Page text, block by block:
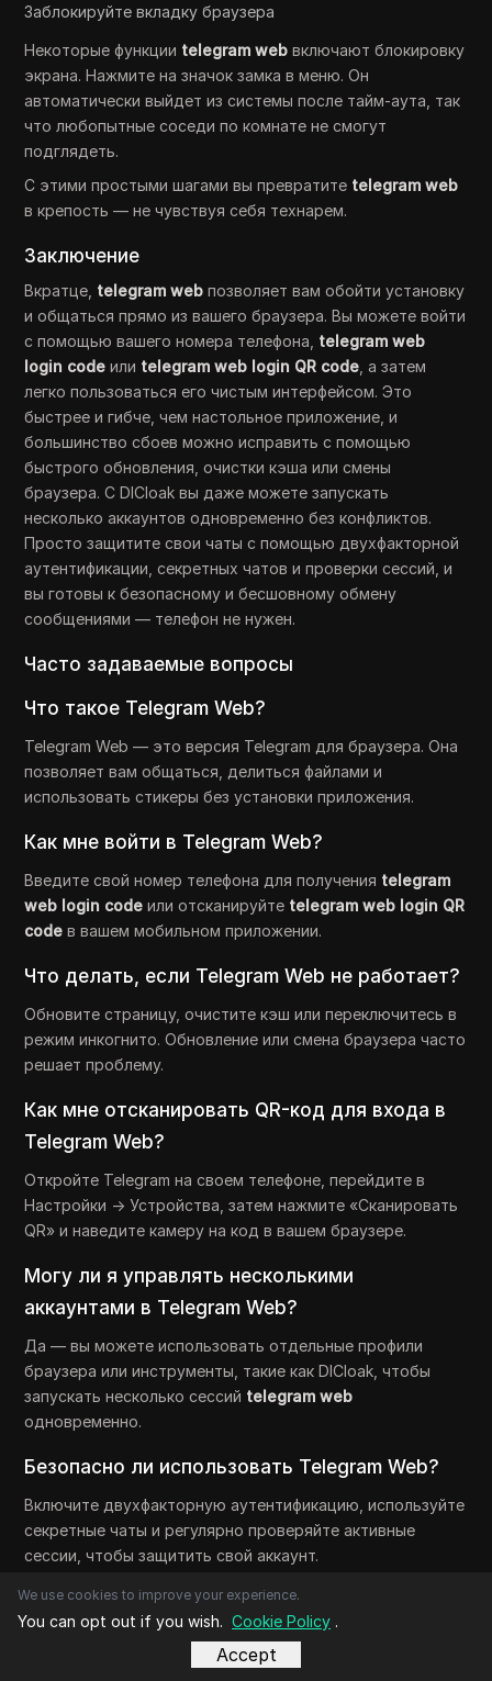
Заблокируйте вкладку браузера
Некоторые функции telegram web включают блокировку
экрана. Нажмите на значок замка в меню. Он
автоматически выйдет из системы после тайм-аута, так
что любопытные соседи по комнате не смогут
подглядеть.
С этими простыми шагами вы превратите telegram web
в крепость — не чувствуя себя технарем.
Заключение
Вкратце, telegram web позволяет вам обойти установку
и общаться прямо из вашего браузера. Вы можете войти
с помощью вашего номера телефона, telegram web
login code или telegram web login QR code , а затем
легко пользоваться его чистым интерфейсом. Это
быстрее и гибче, чем настольное приложение, и
большинство сбоев можно исправить с помощью
быстрого обновления, очистки кэша или смены
браузера. С DICloak вы даже можете запускать
несколько аккаунтов одновременно без конфликтов.
Просто защитите свои чаты с помощью двухфакторной
аутентификации, секретных чатов и проверки сессий, и
вы готовы к безопасному и бесшовному обмену
сообщениями — телефон не нужен.
Часто задаваемые вопросы
Что такое Telegram Web?
Telegram Web — это версия Telegram для браузера. Она
позволяет вам общаться, делиться файлами и
использовать стикеры без установки приложения.
Как мне войти в Telegram Web?
Введите свой номер телефона для получения telegram
web login code или отсканируйте telegram web login QR
code в вашем мобильном приложении.
Что делать, если Telegram Web не работает?
Обновите страницу, очистите кэш или переключитесь в
режим инкогнито. Обновление или смена браузера часто
решает проблему.
Как мне отсканировать QR-код для входа в
Telegram Web?
Откройте Telegram на своем телефоне, перейдите в
Настройки → Устройства, затем нажмите «Сканировать
QR» и наведите камеру на код в вашем браузере.
Могу ли я управлять несколькими
аккаунтами в Telegram Web?
Да — вы можете использовать отдельные профили
браузера или инструменты, такие как DICloak, чтобы
запускать несколько сессий telegram web
одновременно.
Безопасно ли использовать Telegram Web?
Включите двухфакторную аутентификацию, используйте
секретные чаты и регулярно проверяйте активные
сессии, чтобы защитить свой аккаунт.
Связанные статьи
We use cookies to improve your experience.
You can opt out if you wish. Cookie Policy .
Accept